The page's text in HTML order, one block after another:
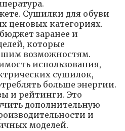
Сушилки для обуви
ценовых категориях.
заранее и
которые
возможностям.
использования,
сушилок,
больше энергии.
и рейтинги. Это
дополнительную
и
моделей.